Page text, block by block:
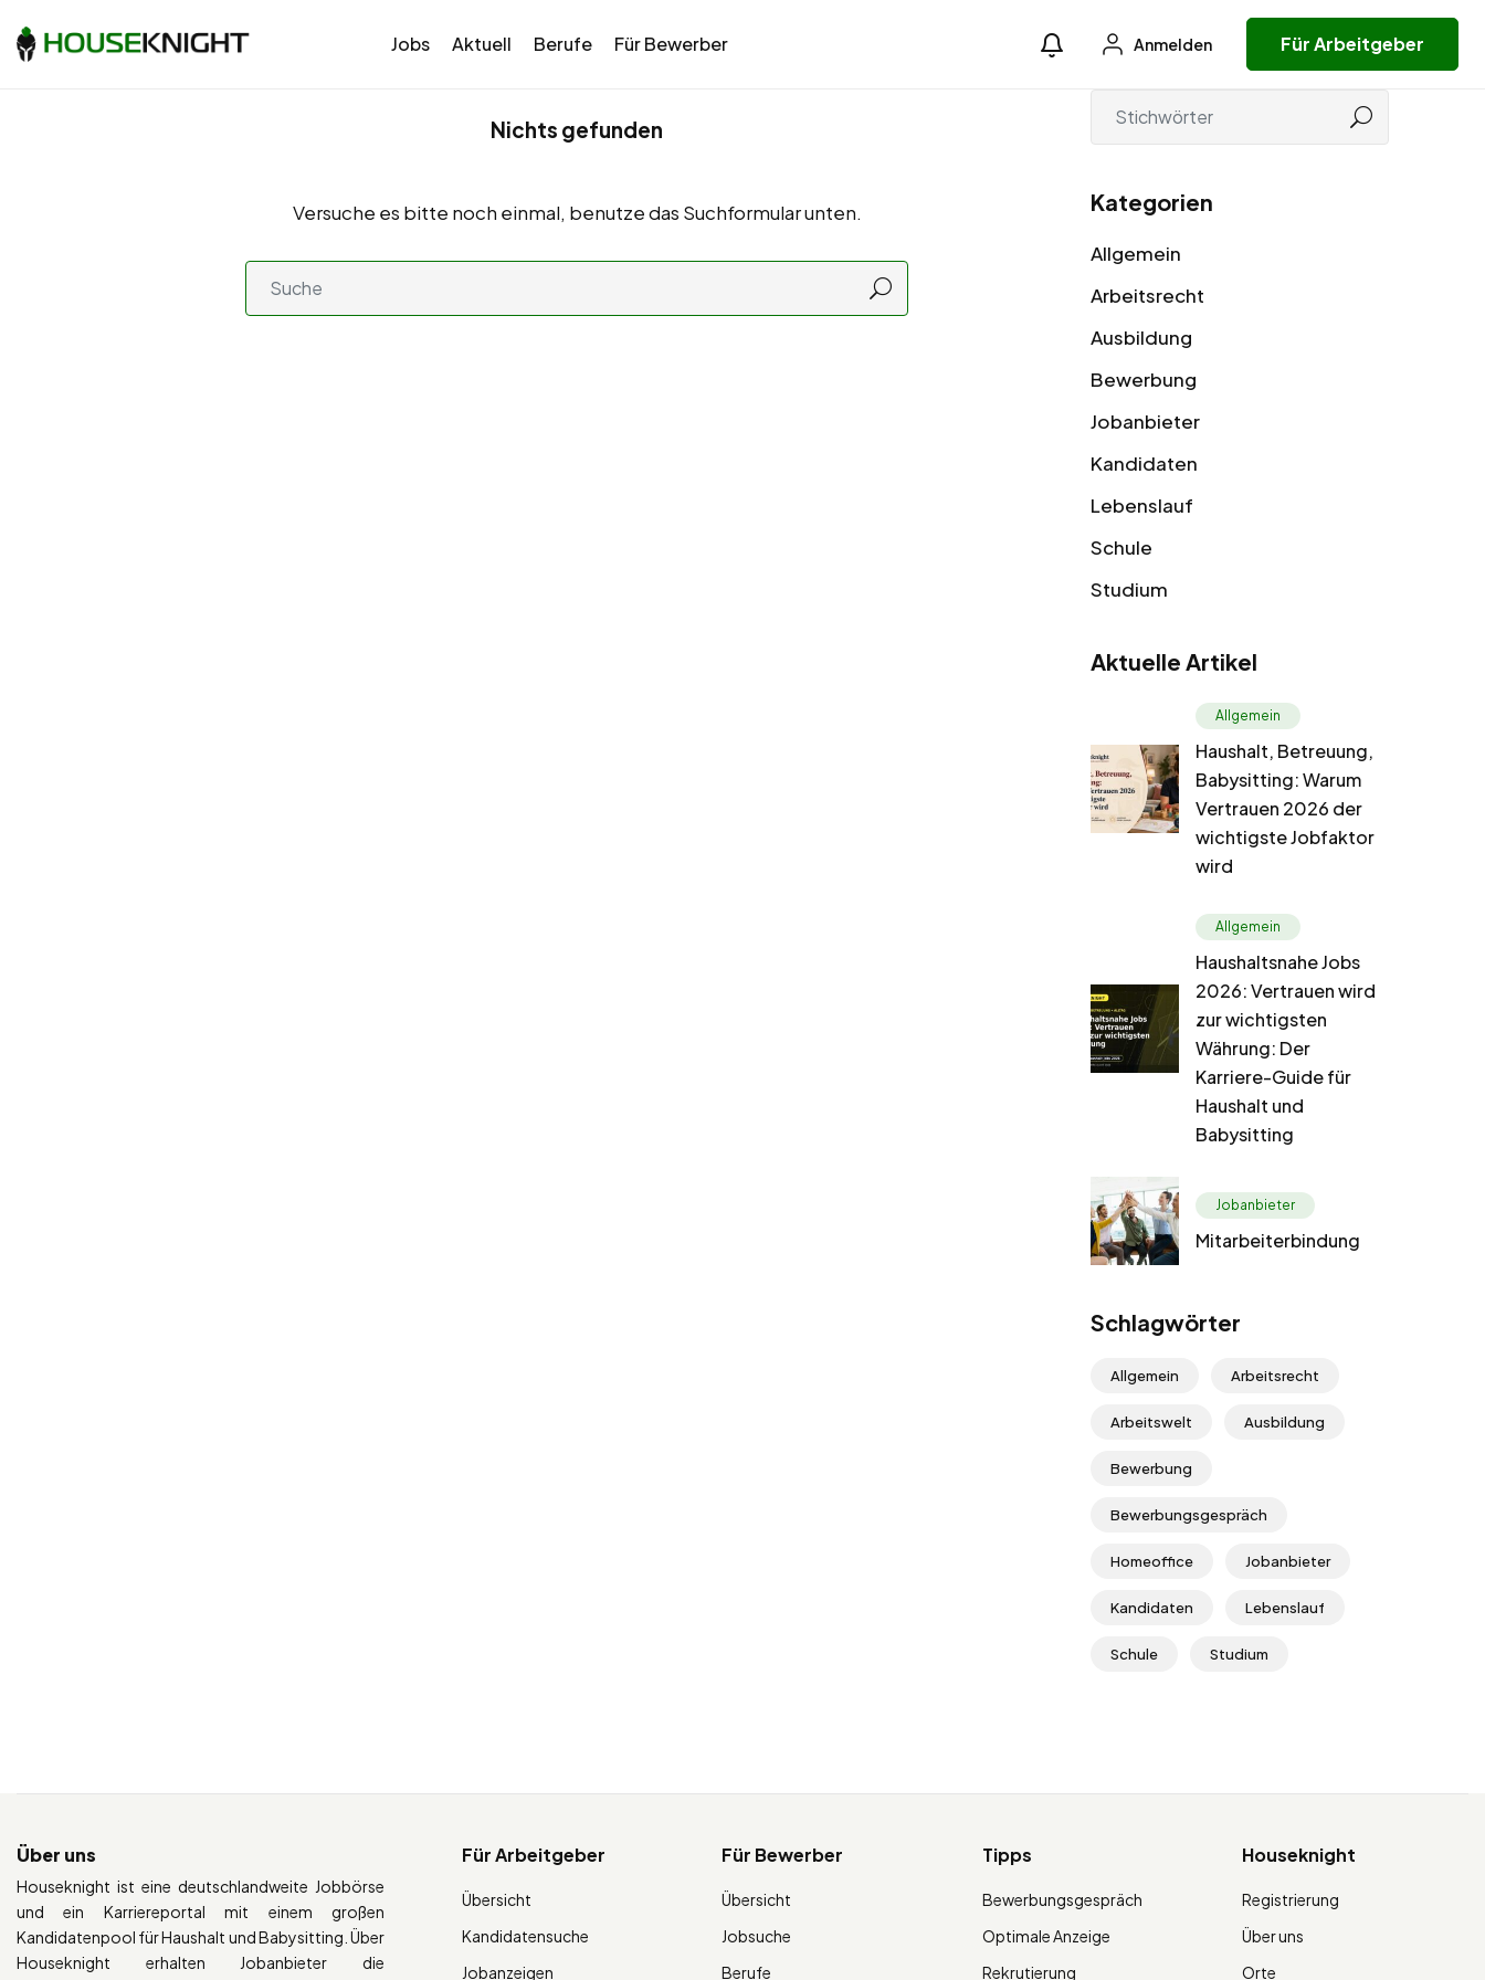
Jobs Aktuell Berufe Für Bewerber Anmelden Für Arbeitgeber
Nichts gefunden
Versuche es bitte noch einmal, benutze das Suchformular unten. Kategorien
Allgemein
Arbeitsrecht
Ausbildung
Bewerbung
Jobanbieter
Kandidaten
Lebenslauf
Schule
Studium
Aktuelle Artikel
Allgemein
Haushalt, Betreuung,
Babysitting: Warum
Vertrauen 2026 der
wichtigste Jobfaktor
wird
Allgemein
Haushaltsnahe Jobs
2026: Vertrauen wird
zur wichtigsten
Währung: Der
Karriere-Guide für
Haushalt und
Babysitting
Jobanbieter
Mitarbeiterbindung
Schlagwörter
Allgemein Arbeitsrecht
Arbeitswelt Ausbildung
Bewerbung
Bewerbungsgespräch
Homeoffice Jobanbieter
Kandidaten Lebenslauf
Schule Studium
Über uns
Houseknight ist eine deutschlandweite Jobbörse
und ein Karriereportal mit einem großen
Kandidatenpool für Haushalt und Babysitting. Über
Houseknight erhalten Jobanbieter die
Für Arbeitgeber
Übersicht
Kandidatensuche
Jobanzeigen
Für Bewerber
Übersicht
Jobsuche
Berufe
Tipps
Bewerbungsgespräch
Optimale Anzeige
Rekrutierung
Houseknight
Registrierung
Über uns
Orte